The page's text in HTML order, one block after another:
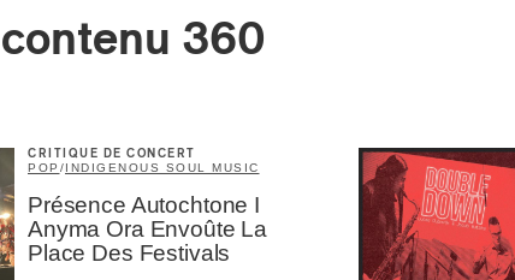
360
CRITIQUE DE CONCERT
POP /INDIGENOUS SOUL MUSIC
Présence Autochtone I
Anyma Ora Envoûte La
Place Des Festivals
Type d'abonné
Professionnel industrie musicale
Amateur-e /Fan